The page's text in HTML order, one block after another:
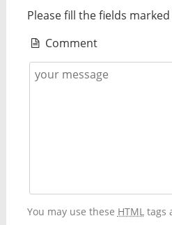
Please fill the fields
Comment
You may use these HTMLtags